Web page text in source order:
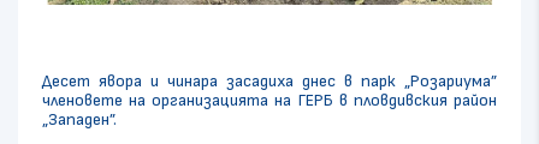
Десет явора и чинара засадиха днес в парк „Розариума”
членовете на организацията на ГЕРБ в пловдивския район
„Западен”.